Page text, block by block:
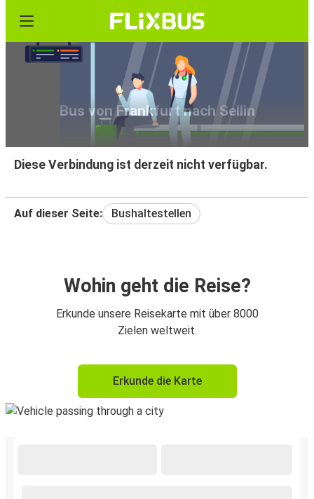
Bus von Frankfurt nach Sellin
Diese Verbindung ist derzeit nicht verfügbar.
Auf dieser Seite: Bushaltestellen
Wohin geht die Reise?
Erkunde unsere Reisekarte mit über 8000
Zielen weltweit.
Erkunde die Karte